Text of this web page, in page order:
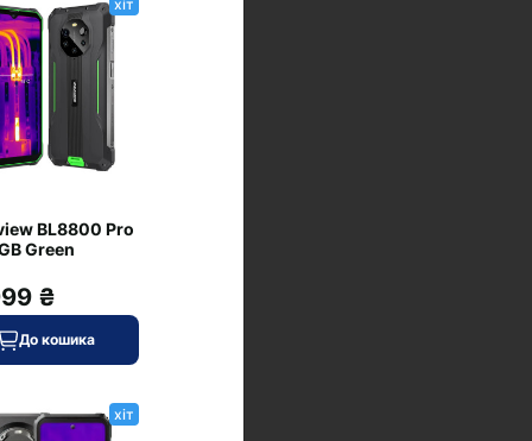
хіт
BL8800 Pro
Green
₴
До кошика
хіт